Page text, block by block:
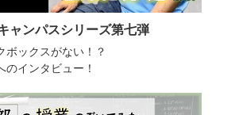
ャンパスシリーズ第七弾
ボックスがない！？
インタビュー！